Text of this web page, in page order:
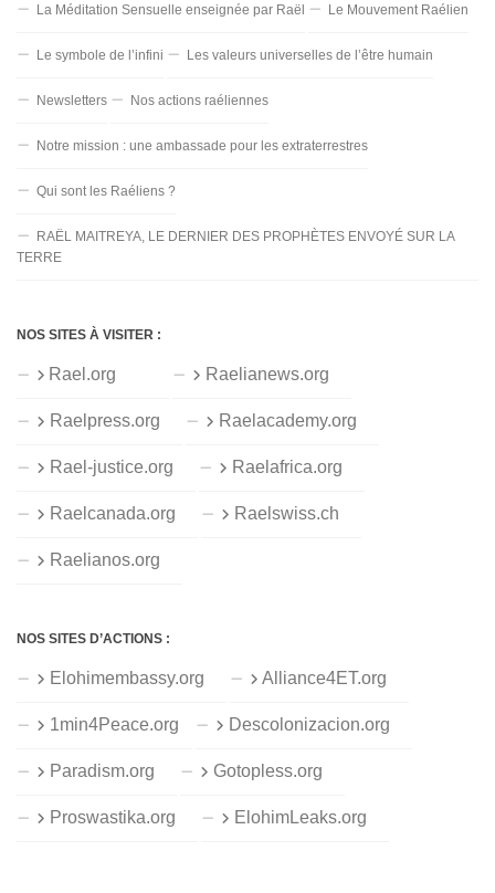
La Méditation Sensuelle enseignée par Raël Le Mouvement Raélien
Le symbole de l’infini Les valeurs universelles de l’être humain
Newsletters Nos actions raéliennes
Notre mission : une ambassade pour les extraterrestres
Qui sont les Raéliens ?
RAËL MAITREYA, LE DERNIER DES PROPHÈTES ENVOYÉ SUR LA
TERRE
NOS SITES À VISITER :
Rael.org Raelianews.org
Raelpress.org Raelacademy.org
Rael-justice.org Raelafrica.org
Raelcanada.org Raelswiss.ch
Raelianos.org
NOS SITES D’ACTIONS :
Elohimembassy.org Alliance4ET.org
1min4Peace.org Descolonizacion.org
Paradism.org Gotopless.org
Proswastika.org ElohimLeaks.org